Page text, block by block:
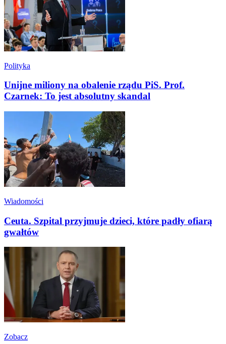
Polityka
Unijne miliony na obalenie rządu PiS. Prof.
Czarnek: To jest absolutny skandal
Wiadomości
Ceuta. Szpital przyjmuje dzieci, które padły ofiarą
gwałtów
Zobacz